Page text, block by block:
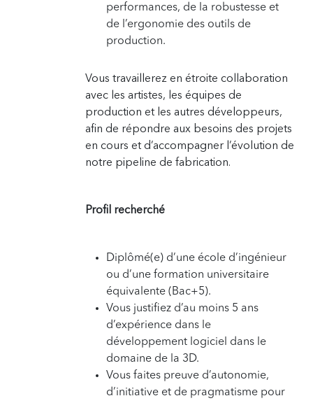
performances, de la robustesse et
de l’ergonomie des outils de
production.
Vous travaillerez en étroite collaboration
avec les artistes, les équipes de
production et les autres développeurs,
afin de répondre aux besoins des projets
en cours et d’accompagner l’évolution de
notre pipeline de fabrication.
Profil recherché
Diplômé(e) d’une école d’ingénieur
ou d’une formation universitaire
équivalente (Bac+5).
Vous justifiez d’au moins 5 ans
d’expérience dans le
développement logiciel dans le
domaine de la 3D.
Vous faites preuve d’autonomie,
d’initiative et de pragmatisme pour